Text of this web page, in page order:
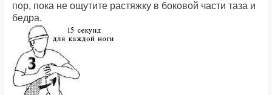
пор, пока не ощутите растяжку в боковой части таза и
бедра.